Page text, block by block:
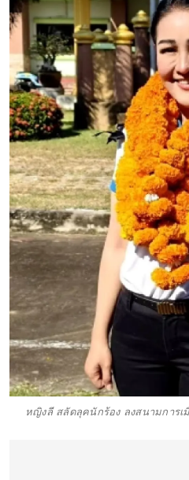
หญิงลี สลัดลุคนักร้อง ลงสนามการ